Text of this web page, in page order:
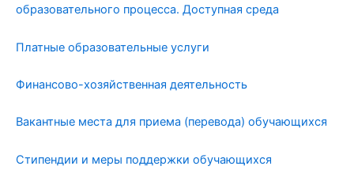
образовательного процесса. Доступная среда
Платные образовательные услуги
Финансово-хозяйственная деятельность
Вакантные места для приема (перевода) обучающихся
Стипендии и меры поддержки обучающихся